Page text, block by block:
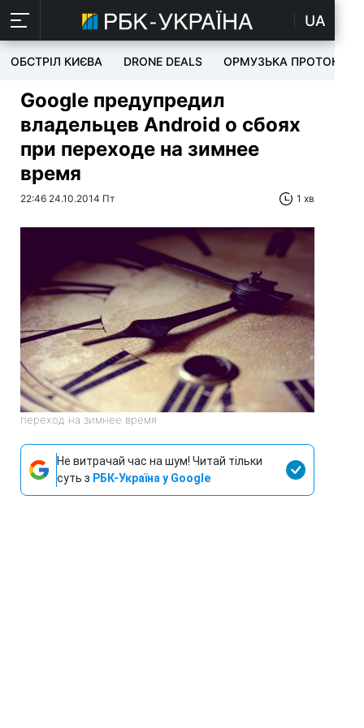
UA
ОБСТРІЛ КИЄВА DRONE DEALS ОРМУЗЬКА ПРОТОКА
Google предупредил
владельцев Android о сбоях
при переходе на зимнее
время
22:46 24.10.2014 Пт 1 хв
переход на зимнее время
Не витрачай час на шум! Читай тільки
суть з РБК-Україна у Google